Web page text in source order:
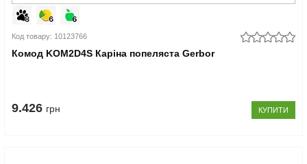
Код товару: 10123766
Комод KOM2D4S Каріна попеляста Gerbor
9.426 грн КУПИТИ